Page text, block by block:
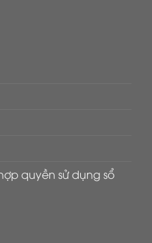
quyền sử dụng sổ